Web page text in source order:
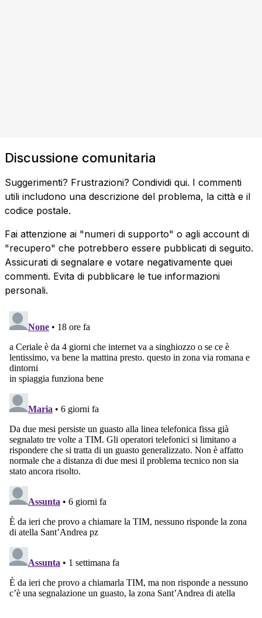
Discussione comunitaria
Suggerimenti? Frustrazioni? Condividi qui. I commenti
utili includono una descrizione del problema, la città e il
codice postale.
Fai attenzione ai "numeri di supporto" o agli account di
"recupero" che potrebbero essere pubblicati di seguito.
Assicurati di segnalare e votare negativamente quei
commenti. Evita di pubblicare le tue informazioni
personali.